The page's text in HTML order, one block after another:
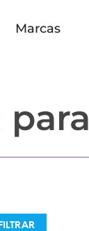
Marcas
FILTRAR